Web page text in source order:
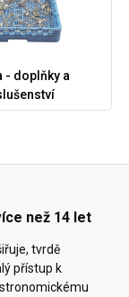
- doplňky a
než 14 let
tvrdě
přístup k